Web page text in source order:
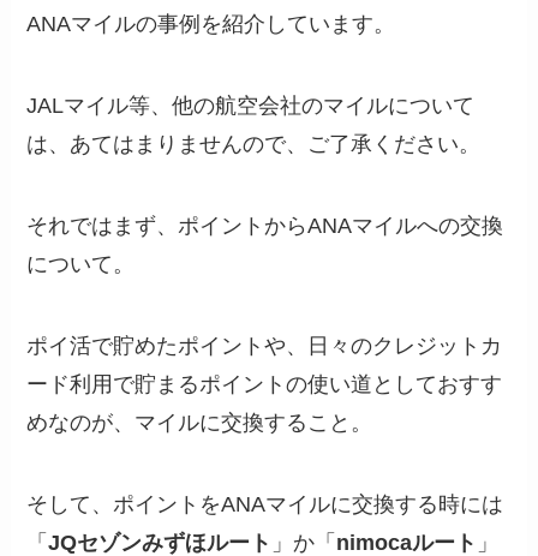
ANAマイルの事例を紹介しています。
JALマイル等、他の航空会社のマイルについて
は、あてはまりませんので、ご了承ください。
それではまず、ポイントからANAマイルへの交換
について。
ポイ活で貯めたポイントや、日々のクレジットカ
ード利用で貯まるポイントの使い道としておすす
めなのが、マイルに交換すること。
そして、ポイントをANAマイルに交換する時には
「JQセゾンみずほルート 」か「 nimocaルート 」